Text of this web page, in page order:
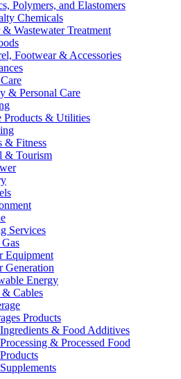
Polymers, and Elastomers
Chemicals
& Wastewater Treatment
Footwear & Accessories
& Personal Care
Products & Utilities
& Fitness
& Tourism
Services
Equipment
Generation
Energy
& Cables
Products
& Food Additives
& Processed Food